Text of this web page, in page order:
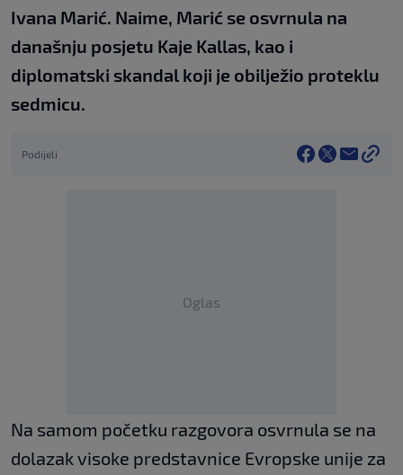
Ivana Marić. Naime, Marić se osvrnula na
današnju posjetu Kaje Kallas, kao i
diplomatski skandal koji je obilježio proteklu
sedmicu.
Podijeli
Oglas
Na samom početku razgovora osvrnula se na
dolazak visoke predstavnice Evropske unije za